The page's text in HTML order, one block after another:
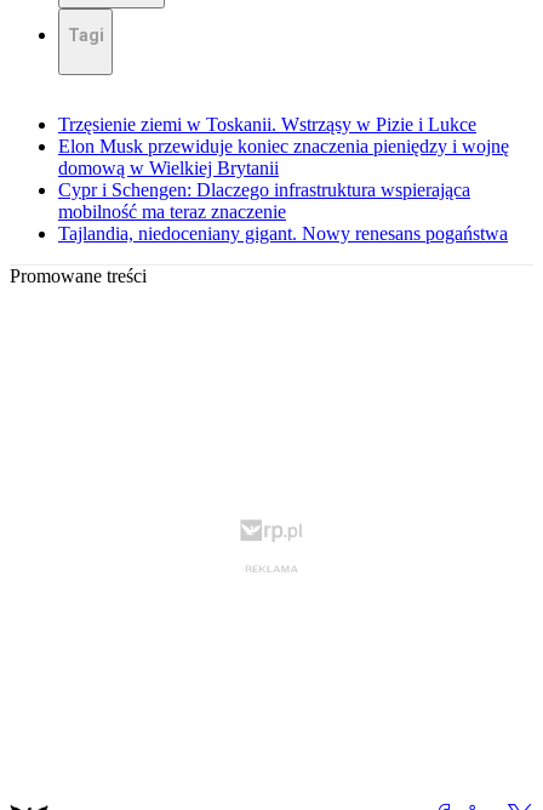
Tagi
Trzęsienie ziemi w Toskanii. Wstrząsy w Pizie i Lukce
Elon Musk przewiduje koniec znaczenia pieniędzy i wojnę
domową w Wielkiej Brytanii
Cypr i Schengen: Dlaczego infrastruktura wspierająca
mobilność ma teraz znaczenie
Tajlandia, niedoceniany gigant. Nowy renesans pogaństwa
Promowane treści